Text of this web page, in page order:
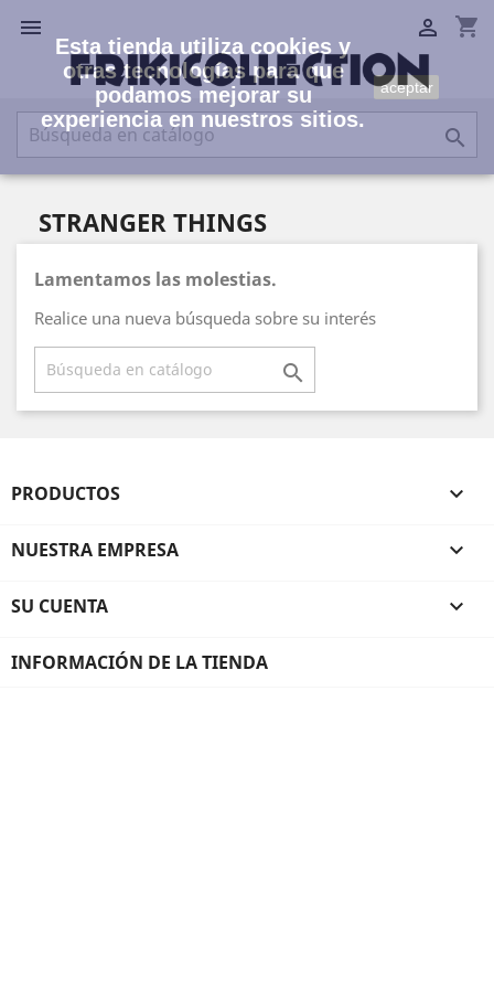
 shopping_cart


STRANGER THINGS
Lamentamos las molestias.
Realice una nueva búsqueda sobre su interés

PRODUCTOS 
NUESTRA EMPRESA 
SU CUENTA 
INFORMACIÓN DE LA TIENDA
Esta tienda utiliza cookies y
otras tecnologías para que
podamos mejorar su
experiencia en nuestros sitios.
aceptar